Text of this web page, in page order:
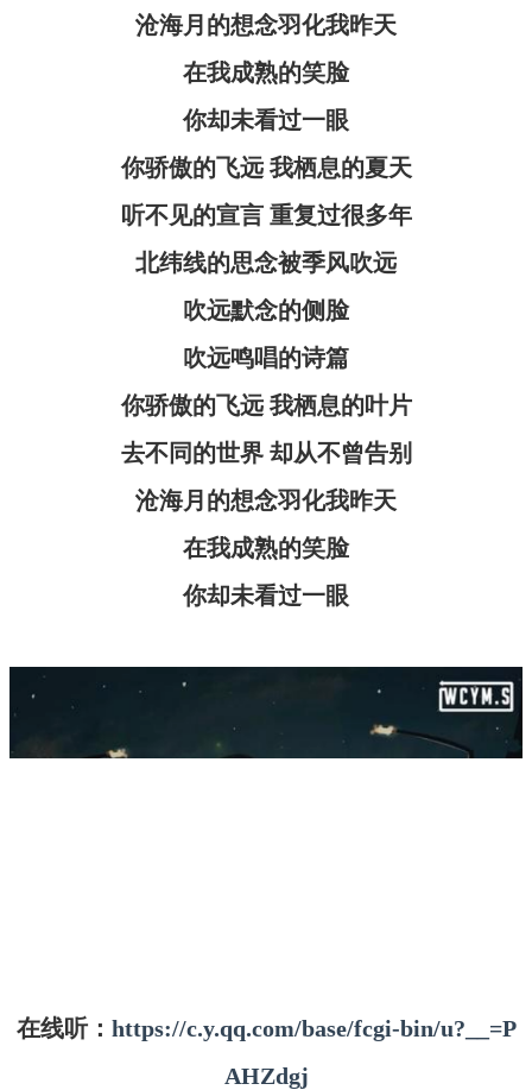
沧海月的想念羽化我昨天
在我成熟的笑脸
你却未看过一眼
你骄傲的飞远 我栖息的夏天
听不见的宣言 重复过很多年
北纬线的思念被季风吹远
吹远默念的侧脸
吹远鸣唱的诗篇
你骄傲的飞远 我栖息的叶片
去不同的世界 却从不曾告别
沧海月的想念羽化我昨天
在我成熟的笑脸
你却未看过一眼
在线听： https://c.y.qq.com/base/fcgi-bin/u?__=P
AHZdgj